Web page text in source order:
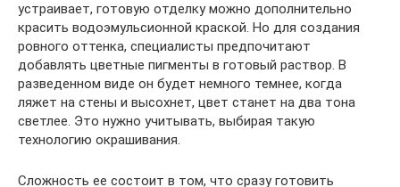
устраивает, готовую отделку можно дополнительно
красить водоэмульсионной краской. Но для создания
ровного оттенка, специалисты предпочитают
добавлять цветные пигменты в готовый раствор. В
разведенном виде он будет немного темнее, когда
ляжет на стены и высохнет, цвет станет на два тона
светлее. Это нужно учитывать, выбирая такую
технологию окрашивания.
Сложность ее состоит в том, что сразу готовить